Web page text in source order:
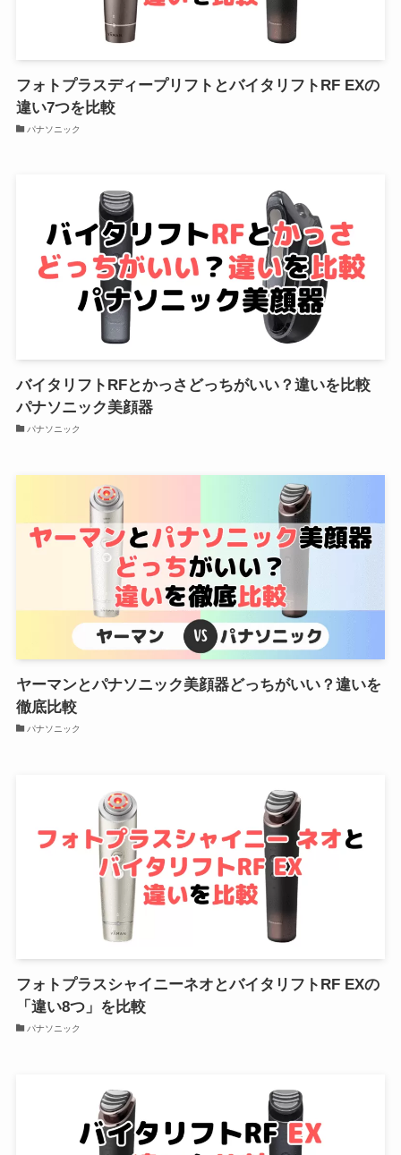
フォトプラスディープリフトとバイタリフトRF EXの
違い7つを比較
パナソニック
バイタリフトRFとかっさどっちがいい？違いを比較
パナソニック美顔器
パナソニック
ヤーマンとパナソニック美顔器どっちがいい？違いを
徹底比較
パナソニック
フォトプラスシャイニーネオとバイタリフトRF EXの
「違い8つ」を比較
パナソニック